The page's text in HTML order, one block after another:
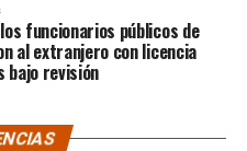
curso a una solicitud
pero que un
la gente, se puede ver
de que esos casi
para Dante Jara, el
padecimiento es el mismo
funcionarios públicos de
al extranjero con licencia
bajo revisión